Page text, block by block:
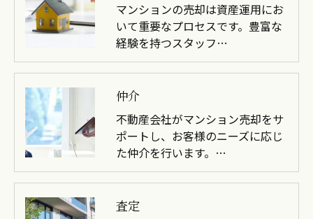
マンションの売却は資産運用にお
いて重要なプロセスです。豊富な
経験を持つスタッフ…
仲介
不動産会社がマンション売却をサ
ポートし、お客様のニーズに応じ
た仲介を行います。…
査定